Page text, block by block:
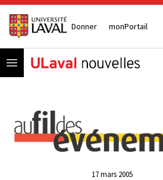
Donner monPortail
Open menu
17 mars 2005